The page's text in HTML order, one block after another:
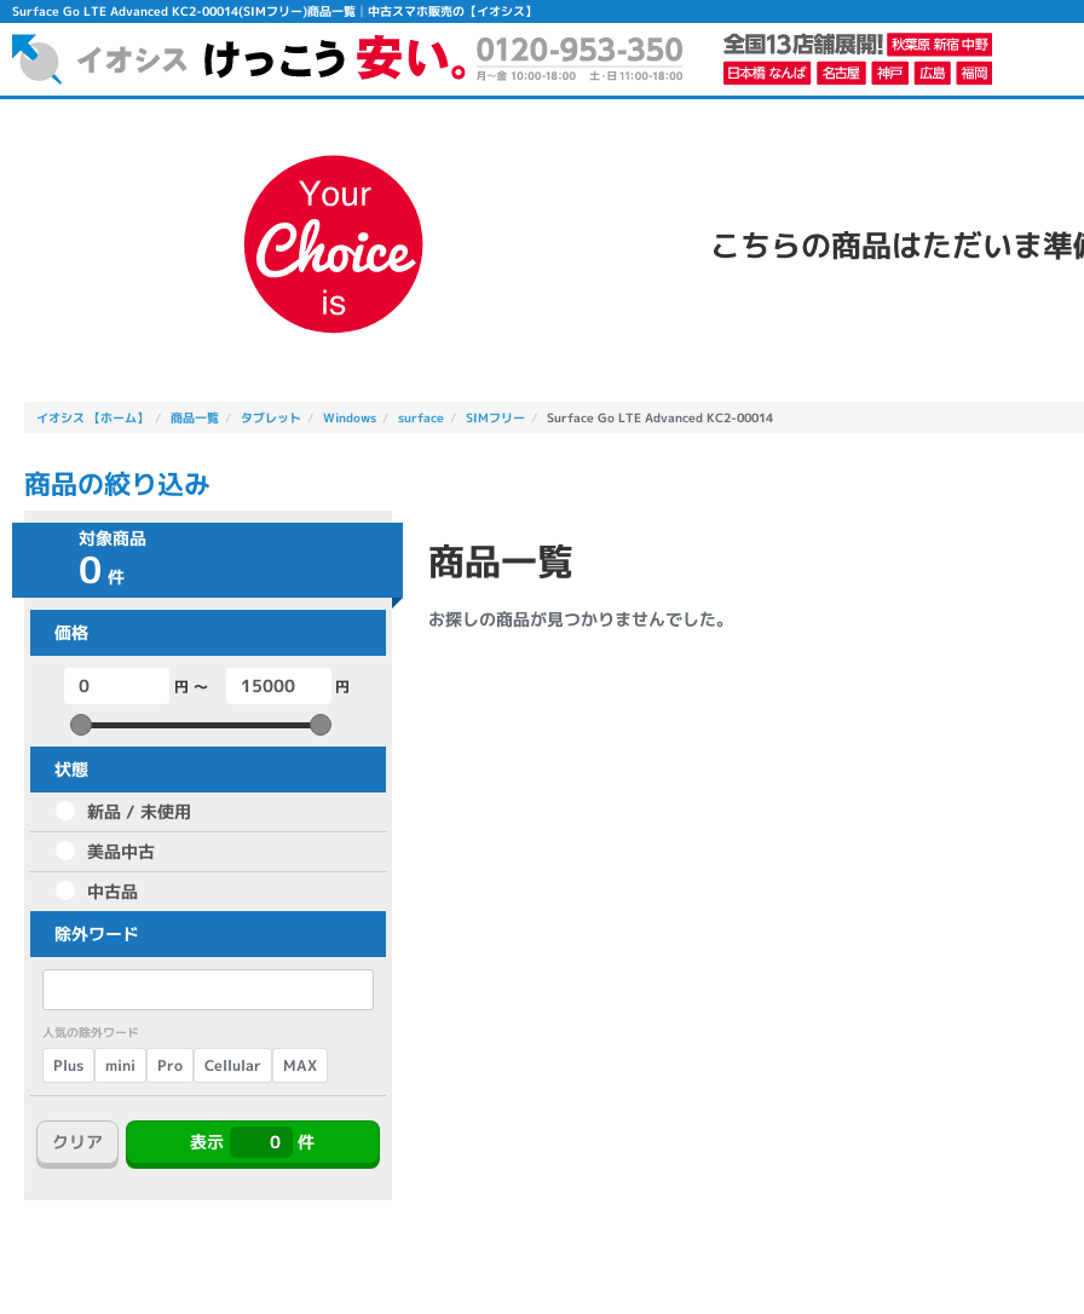
Surface Go LTE Advanced KC2-00014(SIMフリー)商品一覧│中古スマホ販売の【イオシス】
こちらの商品はただいま準
イオシス 【ホーム】 商品一覧 タブレット Windows surface SIMフリー Surface Go LTE Advanced KC2-00014
商品の絞り込み
対象商品
0 件
価格
円 ～ 円
状態
新品 / 未使用
美品中古
中古品
除外ワード
人気の除外ワード
Plus mini Pro Cellular MAX
クリア 表示 0 件
商品一覧
お探しの商品が見つかりませんでした。
かんたんパソコン検索に切り替える
人気の検索ワード： Let's note EliteBook MacBook
シリーズ
商品シリーズ名・ブランド名の絞り込み。
dynabook LAVIE FMV Let's note
aspire
機能・特徴
商品の搭載機能による絞り込み
Webカメラ内蔵
新品/未使用 中古 新品
アウトレット